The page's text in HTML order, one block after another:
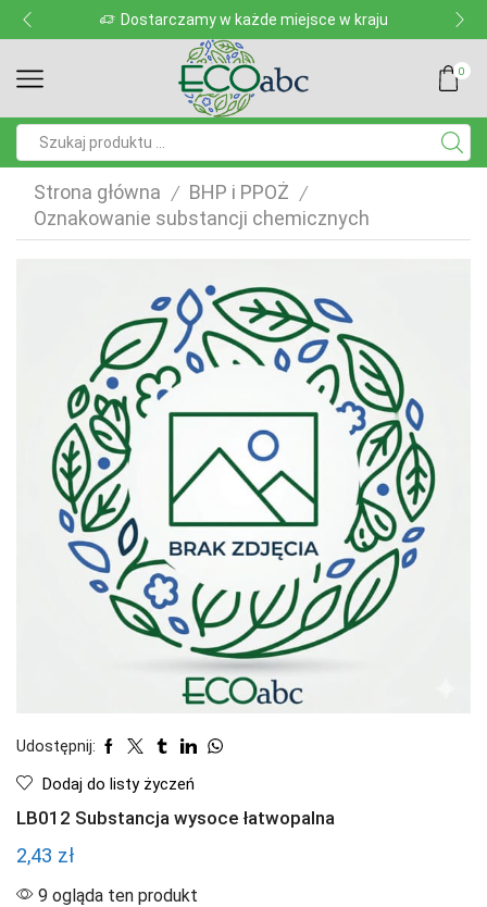
Dostarczamy w każde miejsce w kraju
0
Strona główna / BHP i PPOŻ /
Oznakowanie substancji chemicznych
Udostępnij:
Dodaj do listy życzeń
LB012 Substancja wysoce łatwopalna
2,43 zł
9 ogląda ten produkt